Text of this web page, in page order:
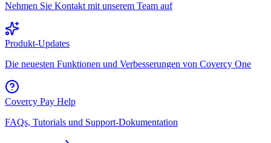
Nehmen Sie Kontakt mit unserem Team auf
Produkt-Updates
Die neuesten Funktionen und Verbesserungen von Covercy One
Covercy Pay Help
FAQs, Tutorials und Support-Dokumentation